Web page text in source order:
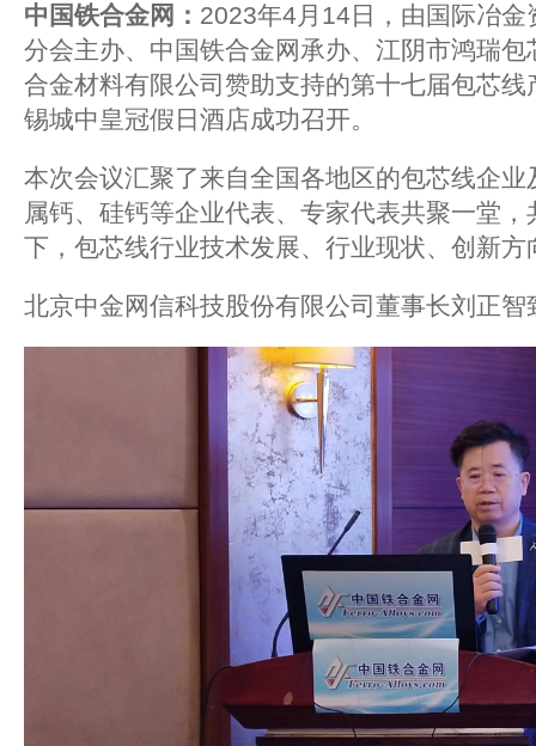
中国铁合金网： 2023年4月14日，由国际冶
分会主办、中国铁合金网承办、江阴市鸿瑞
合金材料有限公司赞助支持的第十七届包芯
锡城中皇冠假日酒店成功召开。
本次会议汇聚了来自全国各地区的包芯线企
属钙、硅钙等企业代表、专家代表共聚一堂
下，包芯线行业技术发展、行业现状、创新方
北京中金网信科技股份有限公司董事长刘正智